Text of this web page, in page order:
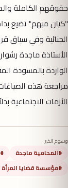
حقوقهم الكاملة
"كيان مبهم" تضيع
الجنائية وفي سياق
الأستاذة ماجدة
الواردة بالمسودة
مراجعة هذه
الأزمات الاجتماعية
وسوم الخبر
#المحامية ماجدة
#مؤسسة قضايا المرأة